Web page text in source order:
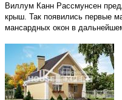
Виллум Канн Рассмунсен
крыш. Так появились первые
мансардных окон в